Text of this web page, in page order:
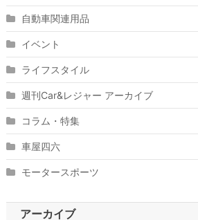
自動車関連用品
イベント
ライフスタイル
週刊Car&レジャー アーカイブ
コラム・特集
車屋四六
モータースポーツ
アーカイブ